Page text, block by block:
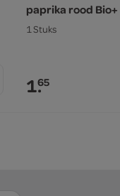
paprika rood Bio+
1 Stuks
1.65